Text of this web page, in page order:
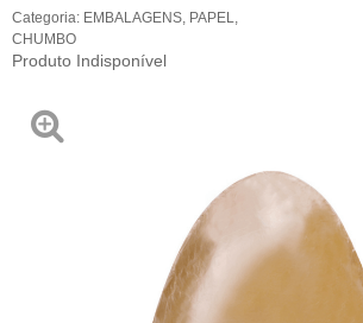
Categoria: EMBALAGENS PAPEL
CHUMBO
Produto Indisponível